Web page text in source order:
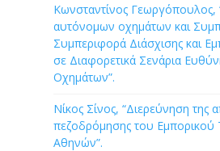
Κωνσταντίνος Γεωργόπουλος,
αυτόνομων οχημάτων και
Συμπεριφορά Διάσχισης και
σε Διαφορετικά Σενάρια
Οχημάτων”.
Νίκος Σίνος, “Διερεύνηση της
πεζοδρόμησης του Εμπορικού
Αθηνών”.